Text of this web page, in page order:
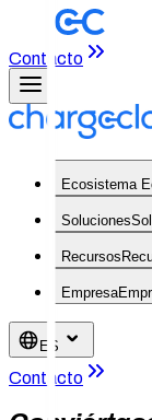
Contacto
Ecosistema
Soluciones
Recursos
Empresa
ES
Contacto